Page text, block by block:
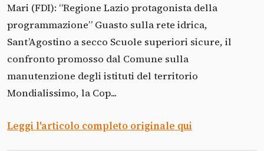
Mari (FDI): “Regione Lazio protagonista della
programmazione” Guasto sulla rete idrica,
Sant’Agostino a secco Scuole superiori sicure, il
confronto promosso dal Comune sulla
manutenzione degli istituti del territorio
Mondialissimo, la Cop...
Leggi l'articolo completo originale qui